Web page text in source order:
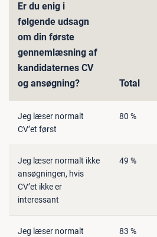
Er du enig i
følgende udsagn
om din første
gennemlæsning af
kandidaternes CV
og ansøgning?
Total
Jeg læser normalt
CV’et først
80 %
Jeg læser normalt ikke
ansøgningen, hvis
CV’et ikke er
interessant
49 %
Jeg læser normalt
83 %